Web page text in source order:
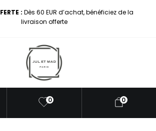
: Dès 60 EUR d’achat, bénéficiez de la
livraison offerte
0 0